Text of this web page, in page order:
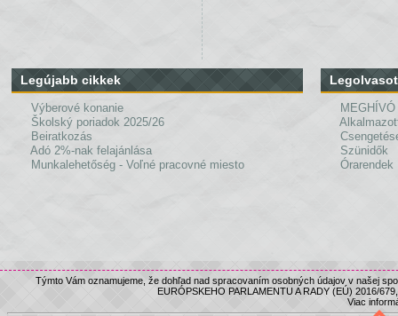
Legújabb cikkek
Výberové konanie
Školský poriadok 2025/26
Beiratkozás
Adó 2%-nak felajánlása
Munkalehetőség - Voľné pracovné miesto
MEGHÍVÓ
Szünidők
Órarendek
Týmto Vám oznamujeme, že dohľad nad spracovaním osobných údajov v našej
EURÓPSKEHO PARLAMENTU A RADY (EÚ) 2016/
Viac